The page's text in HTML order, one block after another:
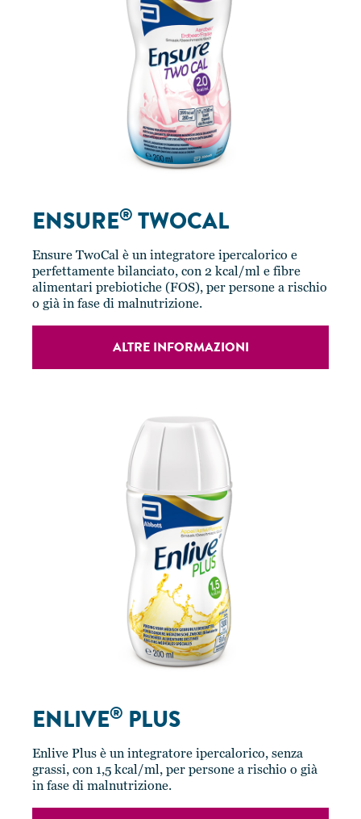
ENSURE® TWOCAL
Ensure TwoCal è un integratore ipercalorico e
perfettamente bilanciato, con 2 kcal/ml e fibre
alimentari prebiotiche (FOS), per persone a rischio
o già in fase di malnutrizione.
ALTRE INFORMAZIONI
ENLIVE® PLUS
Enlive Plus è un integratore ipercalorico, senza
grassi, con 1,5 kcal/ml, per persone a rischio o già
in fase di malnutrizione.